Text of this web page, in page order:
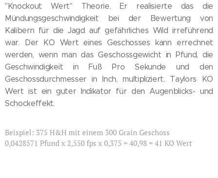
"Knockout Wert" Theorie. Er realisierte das die
Mündungsgeschwindigkeit bei der Bewertung von
Kalibern für die Jagd auf gefährliches Wild irreführend
war. Der KO Wert eines Geschosses kann errechnet
werden, wenn man das Geschossgewicht in Pfund, die
Geschwindigkeit in Fuß Pro Sekunde und den
Geschossdurchmesser in Inch, multipliziert. Taylors KO
Wert ist ein guter Indikator für den Augenblicks- und
Schockeffekt.
Beispiel: 375 H&H mit einem 300 Grain Geschoss
0,0428571 Pfund x 2,550 fps x 0,375 = 40,98 = 41 KO Wert